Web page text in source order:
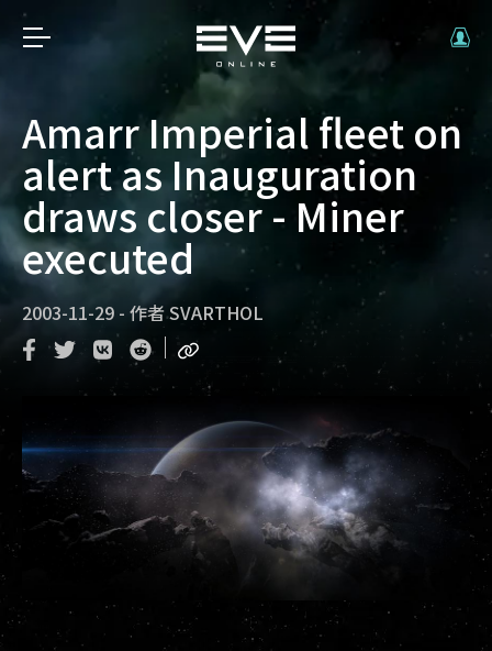
Amarr Imperial fleet on
alert as Inauguration
draws closer - Miner
executed
2003-11-29 - 作者SVARTHOL